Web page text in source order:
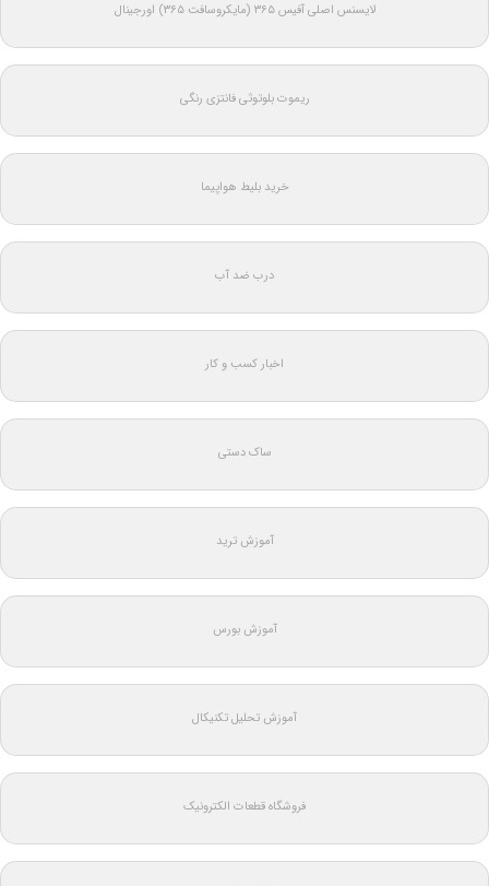
لایسنس اصلی آفیس ۳۶۵ (مایکروسافت ۳۶۵) اورجینال
ریموت بلوتوثی فانتزی رنگی
خرید بلیط هواپیما
درب ضد آب
اخبار کسب و کار
ساک دستی
آموزش ترید
آموزش بورس
آموزش تحلیل تکنیکال
فروشگاه قطعات الکترونیک